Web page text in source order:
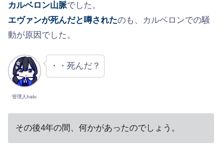
カルベロン山脈でした。
エヴァンが死んだと噂されたのも、カルベロンでの騒
動が原因でした。
管理人halu
・・死んだ？
その後4年の間、何かがあったのでしょう。